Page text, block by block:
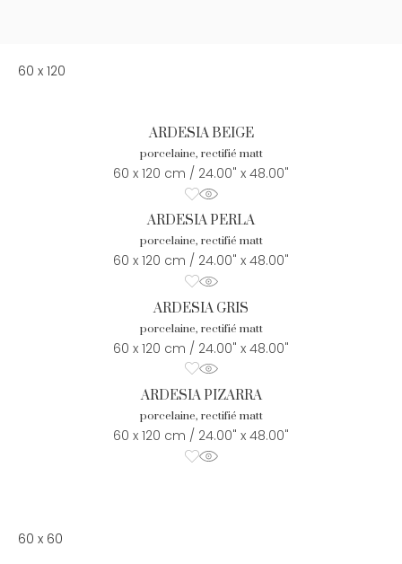
60 x 120
ARDESIA BEIGE
porcelaine, rectifié matt
60 x 120 cm / 24.00" x 48.00"
ARDESIA PERLA
porcelaine, rectifié matt
60 x 120 cm / 24.00" x 48.00"
ARDESIA GRIS
porcelaine, rectifié matt
60 x 120 cm / 24.00" x 48.00"
ARDESIA PIZARRA
porcelaine, rectifié matt
60 x 120 cm / 24.00" x 48.00"
60 x 60